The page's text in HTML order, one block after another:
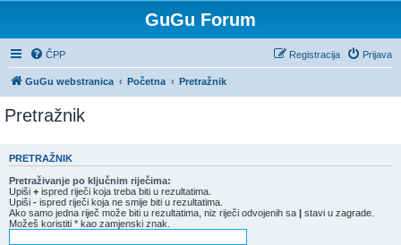
GuGu Forum
ČPP Prijava
Registracija
GuGu webstranica Početna Pretražnik
Pretražnik
PRETRAŽNIK
Pretraživanje po ključnim riječima:
Upiši + ispred riječi koja treba biti u rezultatima.
Upiši - ispred riječi koja ne smije biti u rezultatima.
Ako samo jedna riječ može biti u rezultatima, niz riječi odvojenih sa | stavi u zagrade.
Možeš koristiti * kao zamjenski znak.